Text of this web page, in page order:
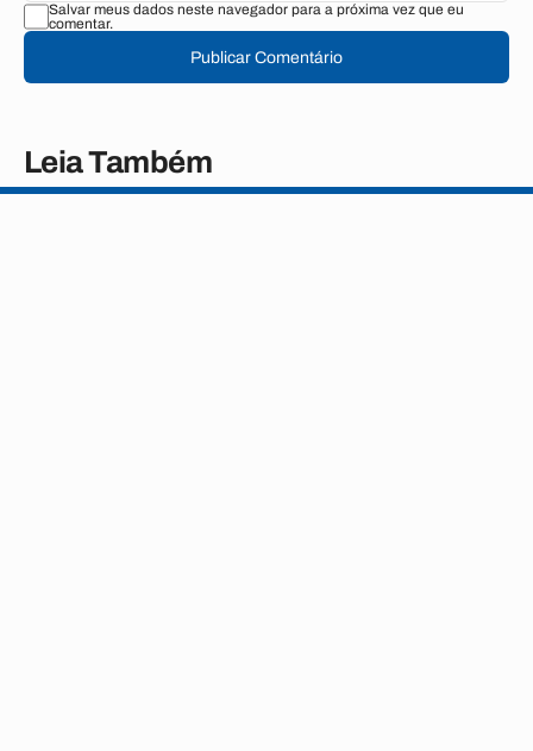
Salvar meus dados neste navegador para a próxima vez que eu
comentar.
Publicar Comentário
Leia Também